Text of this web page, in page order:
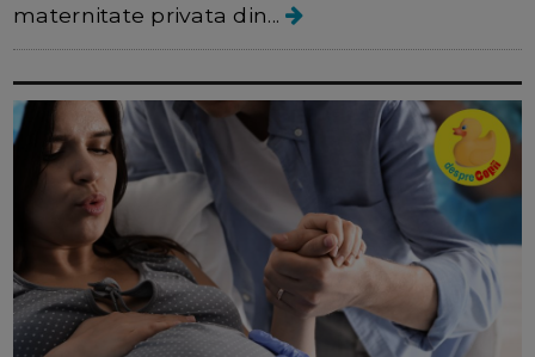
maternitate privata din...